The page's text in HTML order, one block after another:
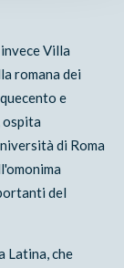
Villa
romana dei
e
ospita
di Roma
del
Latina, che